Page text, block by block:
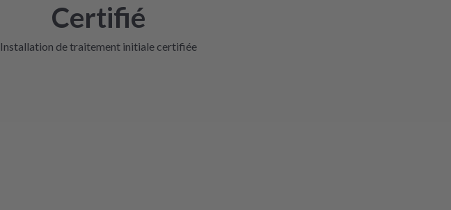
Certifié
Installation de traitement initiale certifiée